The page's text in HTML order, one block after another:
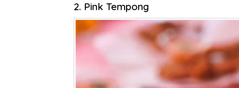
2. Pink Tempong